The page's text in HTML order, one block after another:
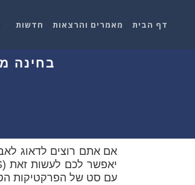
דף הבית מאמרים והרצאות חדשות
אם אתם רוצים לדאוג
עם סט של הפרקטיקות